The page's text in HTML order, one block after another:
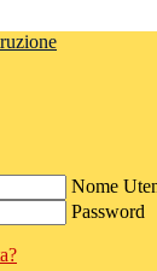
Nome
Password